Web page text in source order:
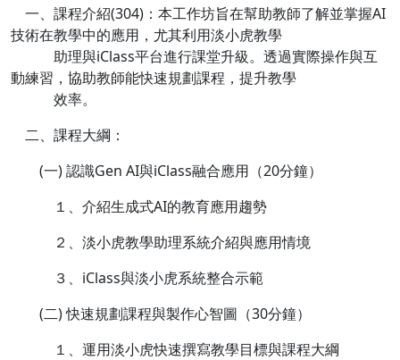
一、課程介紹(304)：本工作坊旨在幫助教師了解並掌握AI
技術在教學中的應用，尤其利用淡小虎教學
助理與iClass平台進行課堂升級。透過實際操作與互
動練習，協助教師能快速規劃課程，提升教學
效率。
二、課程大綱：
(一) 認識Gen AI與iClass融合應用（20分鐘）
１、介紹生成式AI的教育應用趨勢
２、淡小虎教學助理系統介紹與應用情境
３、iClass與淡小虎系統整合示範
(二) 快速規劃課程與製作心智圖（30分鐘）
１、運用淡小虎快速撰寫教學目標與課程大綱